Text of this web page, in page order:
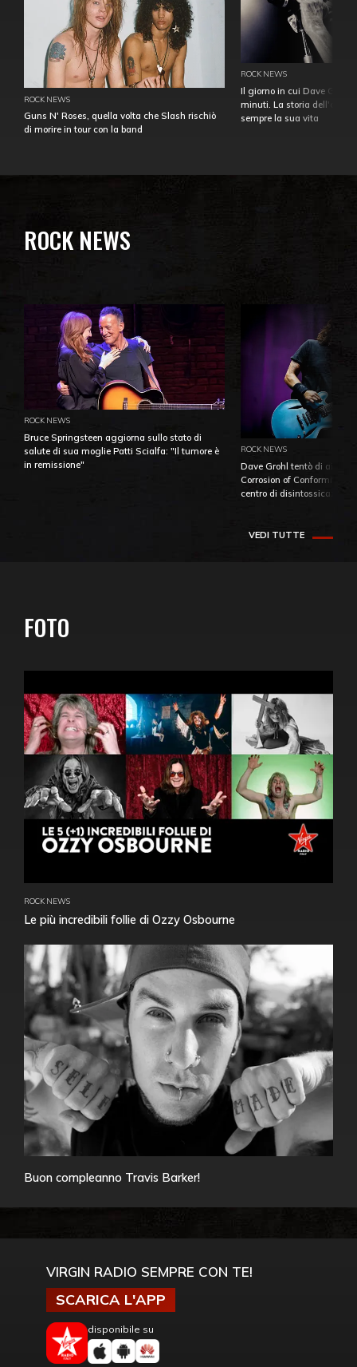
ROCK NEWS
Guns N' Roses, quella volta che Slash rischiò
di morire in tour con la band
ROCK NEWS
Il giorno in cui Dave
minuti. La storia
sempre la sua vita
ROCK NEWS
ROCK NEWS
Bruce Springsteen aggiorna sullo stato di
salute di sua moglie Patti Scialfa: "Il tumore è
in remissione"
ROCK NEWS
Dave Grohl tentò di
Corrosion of Conformity
centro di
VEDI TUTTE
FOTO
ROCK NEWS
Le più incredibili follie di Ozzy Osbourne
Buon compleanno Travis Barker!
VIRGIN RADIO SEMPRE CON TE!
SCARICA L'APP
disponibile su